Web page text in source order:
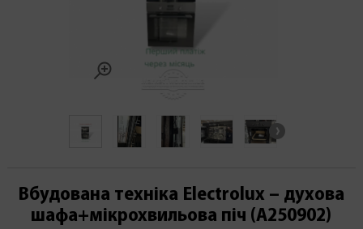
Вбудована техніка Electrolux – духова
шафа+мікрохвильова піч (А250902)